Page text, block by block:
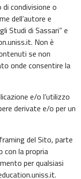
condivisione o
dell’autore e
Studi di Sassari” e
. Non è
se non
onde consentire la
e/o l’utilizzo
derivate e/o per un
del Sito, parte
con la propria
per qualsiasi